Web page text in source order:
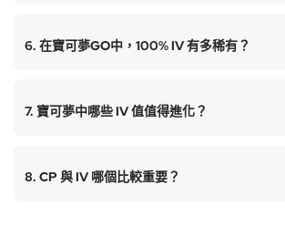
6. 在寶可夢GO中，100% IV 有多稀有？
7. 寶可夢中哪些 IV 值值得進化？
8. CP 與 IV 哪個比較重要？